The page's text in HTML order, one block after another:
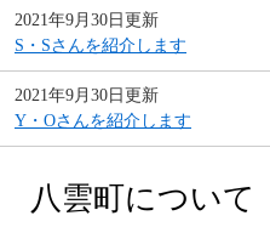
2021年9月30日更新
S・Sさんを紹介します
2021年9月30日更新
Y・Oさんを紹介します
八雲町について